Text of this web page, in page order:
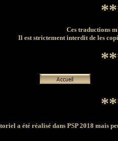
Ces traductions
Il est strictement interdit de les
a été réalisé dans PSP 2018 mais